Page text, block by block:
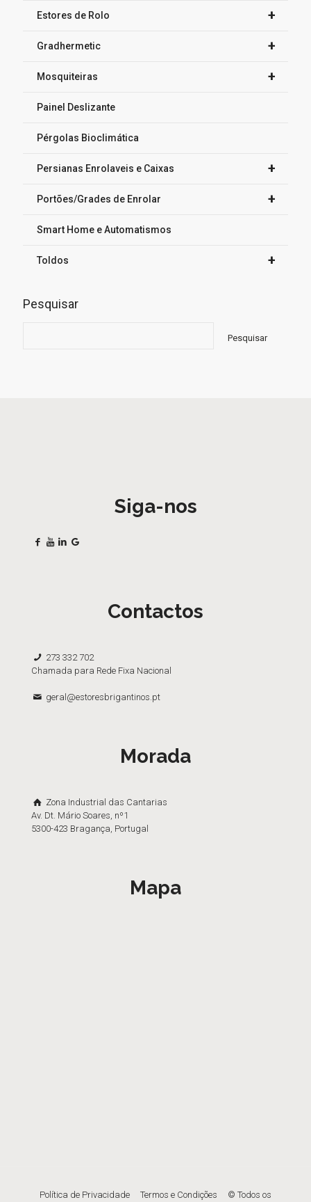
+
Estores de Rolo
+
Gradhermetic
+
Mosquiteiras
Painel Deslizante
Pérgolas Bioclimática
+
Persianas Enrolaveis e Caixas
+
Portões/Grades de Enrolar
Smart Home e Automatismos
+
Toldos
Pesquisar
Pesquisar
Siga-nos
Contactos
273 332 702
Chamada para Rede Fixa Nacional
geral@estoresbrigantinos.pt
Morada
Zona Industrial das Cantarias
Av. Dt. Mário Soares, nº1
5300-423 Bragança, Portugal
Mapa
Política de Privacidade Termos e Condições © Todos os